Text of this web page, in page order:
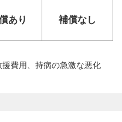
あり 補償なし
費用、持病の急激な悪化